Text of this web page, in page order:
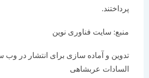
پرداختند.
منبع: سایت فناوری نوین
تدوین و آماده سازی برای انتشار در وب سایت
السادات عربشاهی